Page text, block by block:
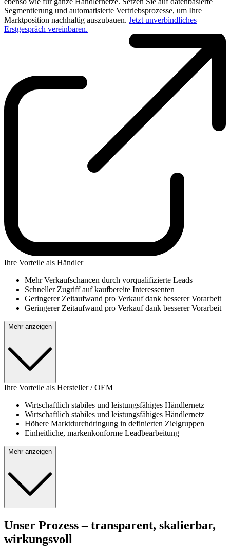
Segmentierung und automatisierte Vertriebsprozesse, um Ihre
Marktposition nachhaltig auszubauen. Jetzt unverbindliches
Erstgespräch vereinbaren.
Ihre Vorteile als Händler
Mehr Verkaufschancen durch vorqualifizierte Leads
Schneller Zugriff auf kaufbereite Interessenten
Geringerer Zeitaufwand pro Verkauf dank besserer Vorarbeit
Geringerer Zeitaufwand pro Verkauf dank besserer Vorarbeit
Mehr anzeigen
Ihre Vorteile als Hersteller / OEM
Wirtschaftlich stabiles und leistungsfähiges Händlernetz
Wirtschaftlich stabiles und leistungsfähiges Händlernetz
Höhere Marktdurchdringung in definierten Zielgruppen
Einheitliche, markenkonforme Leadbearbeitung
Mehr anzeigen
Unser Prozess – transparent, skalierbar,
wirkungsvoll